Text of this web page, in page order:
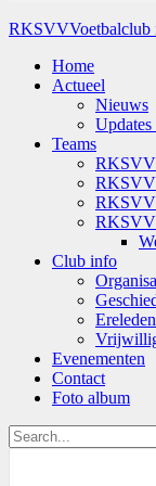
RKSVVVoetbalclub
Home
Actueel
Nieuws
Teams
RKSVV
RKSVV
Club info
Ereleden
Evenementen
Contact
Foto album